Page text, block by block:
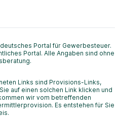
Portal für Gewerbesteuer.
Portal. Alle Angaben sind ohne
Links sind Provisions-Links,
auf einen solchen Link klicken und
wir vom betreffenden
Es entstehen für Sie